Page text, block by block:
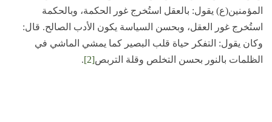
المؤمنين(ع) يقول: بالعقل استُخرج غور الحكمة، وبالحكمة
استُخرج غور العقل، وبحسن السياسة يكون الأدب الصالح. قال:
وكان يقول: التفكر حياة قلب البصير كما يمشي الماشي في
الظلمات بالنور بحسن التخلص وقلة التربص[2]
.